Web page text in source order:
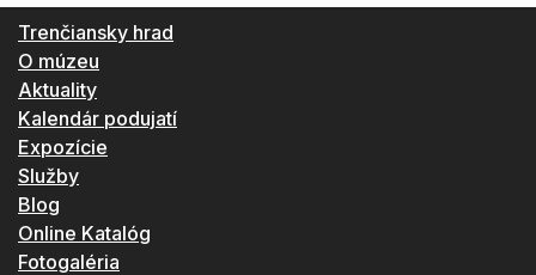
Trenčiansky hrad
O múzeu
Aktuality
Kalendár podujatí
Expozície
Služby
Blog
Online Katalóg
Fotogaléria